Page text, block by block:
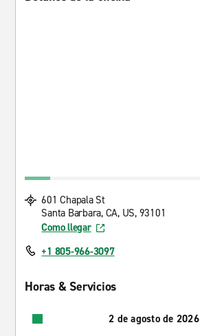
601 Chapala St
Santa Barbara, CA, US, 93101
Como llegar
+1 805-966-3097
Horas & Servicios
2 de agosto de 2026